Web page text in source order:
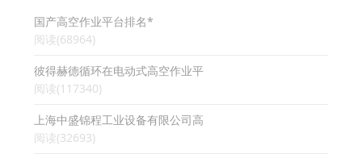
国产高空作业平台排名*
阅读(68964)
彼得赫德循环在电动式高空作业平
阅读(117340)
上海中盛锦程工业设备有限公司高
阅读(32693)